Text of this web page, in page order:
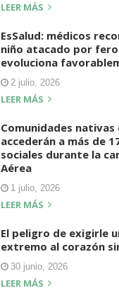
LEER MÁS
EsSalud: médicos
niño atacado por
evoluciona
2 julio, 2026
LEER MÁS
Comunidades nativas
accederán a más de
sociales durante la
Aérea
1 julio, 2026
LEER MÁS
El peligro de exigirle
extremo al corazón
30 junio, 2026
LEER MÁS